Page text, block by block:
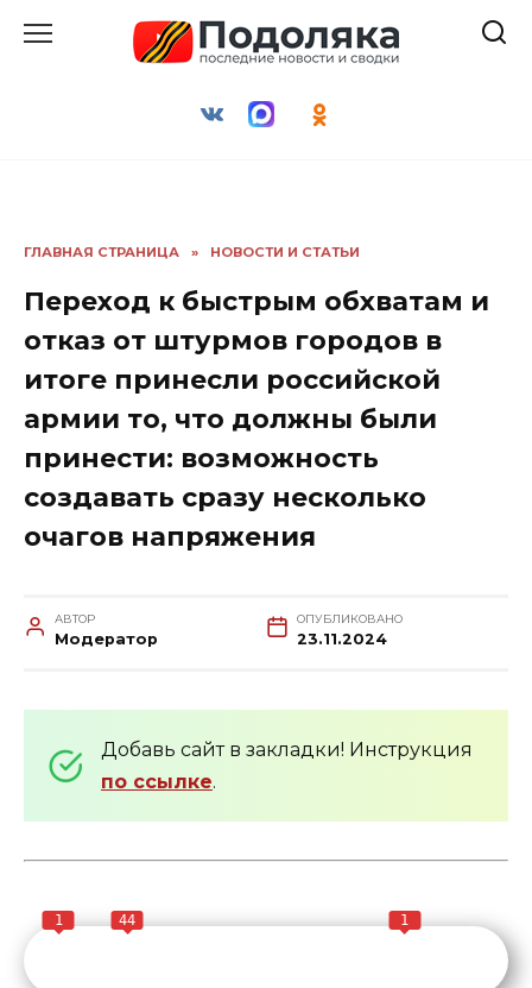
ГЛАВНАЯ СТРАНИЦА » НОВОСТИ И СТАТЬИ
Переход к быстрым обхватам и
отказ от штурмов городов в
итоге принесли российской
армии то, что должны были
принести: возможность
создавать сразу несколько
очагов напряжения
АВТОР
Модератор
ОПУБЛИКОВАНО
23.11.2024
Добавь сайт в закладки! Инструкция
по ссылке.
1 44 1